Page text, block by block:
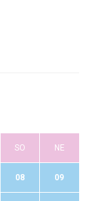
SO NE
08 09